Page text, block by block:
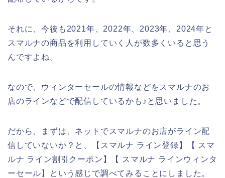
それに、今後も2021年、2022年、2023年、2024年と
スマルナの商品を利用していく人が数多くいると思う
んですよね。
なので、ウィンターセールの情報などをスマルナのお
店のラインなどで配信しているかも♪と思いました。
だから、まずは、ネットでスマルナのお店がライン配
信していないか？と、【スマルナ ライン登録】【 スマ
ルナ ライン割引クーポン】【 スマルナ ラインウィンタ
ーセール】という感じで調べてみることにしました。